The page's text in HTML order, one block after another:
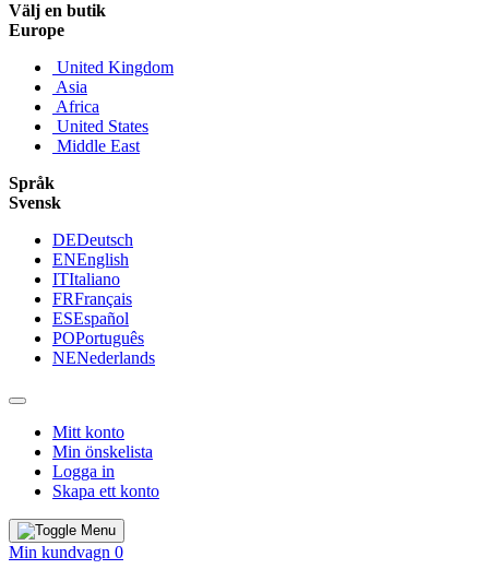
Välj en butik
Europe
United Kingdom
Asia
Africa
United States
Middle East
Språk
Svensk
DEDeutsch
ENEnglish
ITItaliano
FRFrançais
ESEspañol
POPortuguês
NENederlands
Mitt konto
Min önskelista
Logga in
Skapa ett konto
Min kundvagn 0